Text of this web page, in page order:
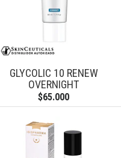
GLYCOLIC 10 RENEW
OVERNIGHT
$65.000